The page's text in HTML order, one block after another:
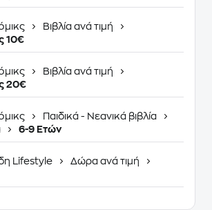
Βιβλία ανά τιμή
10€
Βιβλία ανά τιμή
20€
Παιδικά - Νεανικά βιβλία
6-9 Ετών
Lifestyle
Δώρα ανά τιμή